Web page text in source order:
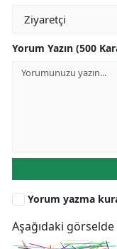
Yorum Yazın (500
Yorum yazma
Aşağıdaki